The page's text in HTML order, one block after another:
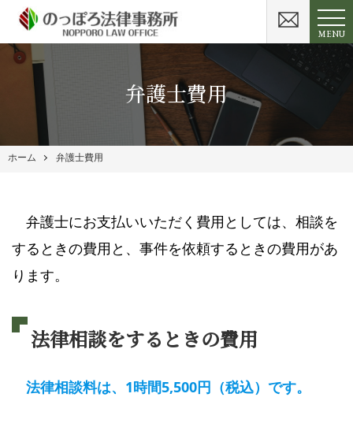
MENU
弁護士費用
ホーム 弁護士費用
弁護士にお支払いいただく費用としては、相談を
するときの費用と、事件を依頼するときの費用があ
ります。
法律相談をするときの費用
法律相談料は、1時間5,500円（税込）です。